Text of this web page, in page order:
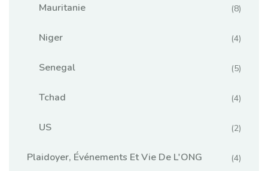
Mauritanie (8)
Niger (4)
Senegal (5)
Tchad (4)
US (2)
Plaidoyer, Événements Et Vie De L'ONG (4)